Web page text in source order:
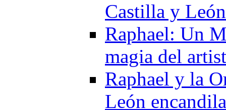
Castilla y
Raphael: Un
magia del
Raphael y la
León